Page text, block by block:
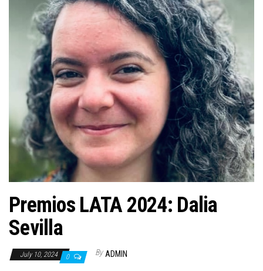
Premios LATA 2024: Dalia
Sevilla
July 10, 2024 0 By ADMIN